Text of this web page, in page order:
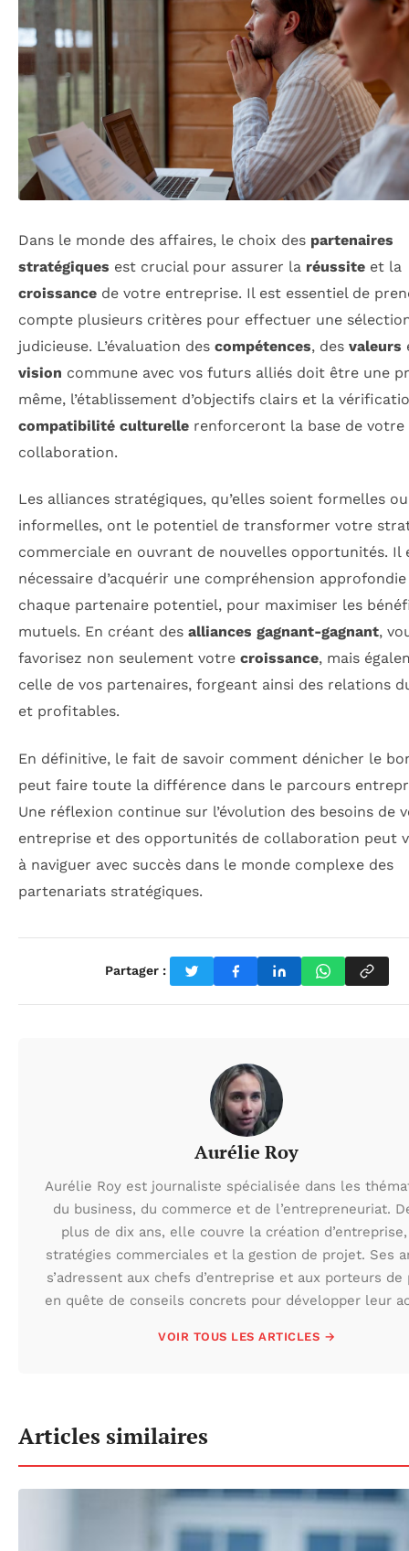
Dans le monde des affaires, le choix des partenaires
stratégiques est crucial pour assurer la réussite et la
croissance de votre entreprise. Il est essentiel de
compte plusieurs critères pour effectuer une
judicieuse. L’évaluation des compétences, des valeurs
vision commune avec vos futurs alliés doit être une
même, l’établissement d’objectifs clairs et la
compatibilité culturelle renforceront la base de votre
collaboration.
Les alliances stratégiques, qu’elles soient formelles ou
informelles, ont le potentiel de transformer votre
commerciale en ouvrant de nouvelles opportunités. Il
nécessaire d’acquérir une compréhension
chaque partenaire potentiel, pour maximiser les
mutuels. En créant des alliances gagnant-gagnant,
favorisez non seulement votre croissance, mais
celle de vos partenaires, forgeant ainsi des relations
et profitables.
En définitive, le fait de savoir comment dénicher le
peut faire toute la différence dans le parcours
Une réflexion continue sur l’évolution des besoins de
entreprise et des opportunités de collaboration peut
à naviguer avec succès dans le monde complexe des
partenariats stratégiques.
Partager :
Aurélie Roy
Aurélie Roy est journaliste spécialisée dans les
du business, du commerce et de l’entrepreneuriat.
plus de dix ans, elle couvre la création
stratégies commerciales et la gestion de projet. Ses
s’adressent aux chefs d’entreprise et aux porteurs de
en quête de conseils concrets pour développer leur
VOIR TOUS LES ARTICLES →
Articles similaires